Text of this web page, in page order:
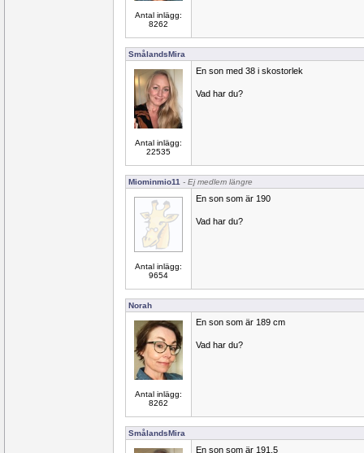
Antal inlägg:
8262
SmålandsMira
Antal inlägg:
22535
En son med 38 i skostorlek
Vad har du?
Miominmio11 - Ej medlem längre
Antal inlägg:
9654
En son som är 190
Vad har du?
Norah
Antal inlägg:
8262
En son som är 189 cm
Vad har du?
SmålandsMira
En son som är 191,5